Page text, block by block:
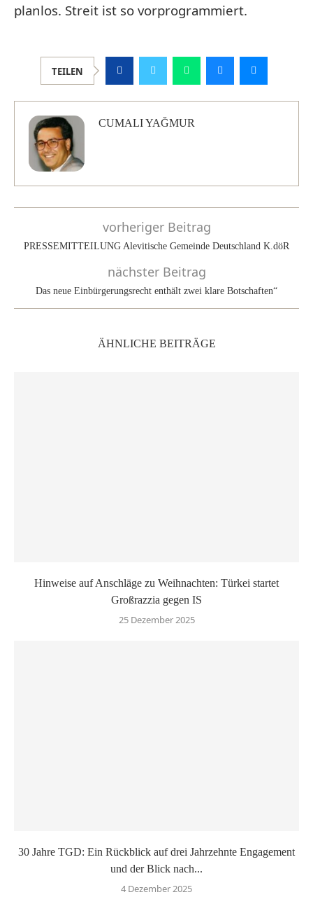
planlos. Streit ist so vorprogrammiert.
TEILEN
CUMALI YAĞMUR
vorheriger Beitrag
PRESSEMITTEILUNG Alevitische Gemeinde Deutschland K.döR
nächster Beitrag
Das neue Einbürgerungsrecht enthält zwei klare Botschaften“
ÄHNLICHE BEITRÄGE
Hinweise auf Anschläge zu Weihnachten: Türkei startet
Großrazzia gegen IS
25 Dezember 2025
30 Jahre TGD: Ein Rückblick auf drei Jahrzehnte Engagement
und der Blick nach...
4 Dezember 2025